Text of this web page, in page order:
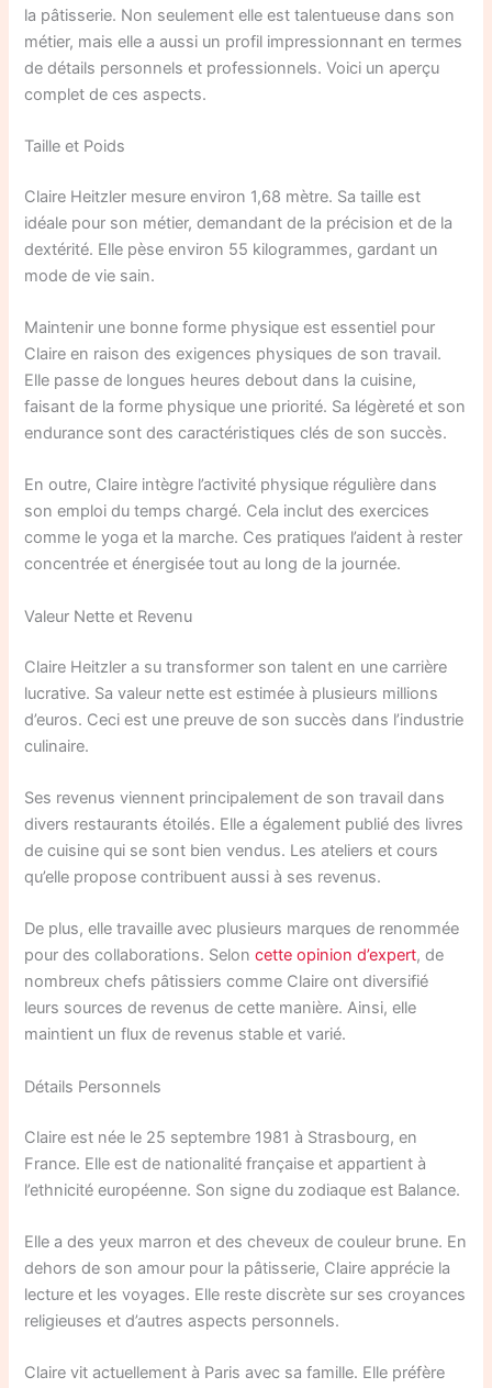
la pâtisserie. Non seulement elle est talentueuse dans son
métier, mais elle a aussi un profil impressionnant en termes
de détails personnels et professionnels. Voici un aperçu
complet de ces aspects.
Taille et Poids
Claire Heitzler mesure environ 1,68 mètre. Sa taille est
idéale pour son métier, demandant de la précision et de la
dextérité. Elle pèse environ 55 kilogrammes, gardant un
mode de vie sain.
Maintenir une bonne forme physique est essentiel pour
Claire en raison des exigences physiques de son travail.
Elle passe de longues heures debout dans la cuisine,
faisant de la forme physique une priorité. Sa légèreté et son
endurance sont des caractéristiques clés de son succès.
En outre, Claire intègre l’activité physique régulière dans
son emploi du temps chargé. Cela inclut des exercices
comme le yoga et la marche. Ces pratiques l’aident à rester
concentrée et énergisée tout au long de la journée.
Valeur Nette et Revenu
Claire Heitzler a su transformer son talent en une carrière
lucrative. Sa valeur nette est estimée à plusieurs millions
d’euros. Ceci est une preuve de son succès dans l’industrie
culinaire.
Ses revenus viennent principalement de son travail dans
divers restaurants étoilés. Elle a également publié des livres
de cuisine qui se sont bien vendus. Les ateliers et cours
qu’elle propose contribuent aussi à ses revenus.
De plus, elle travaille avec plusieurs marques de renommée
pour des collaborations. Seloncette opinion d’expert, de
nombreux chefs pâtissiers comme Claire ont diversifié
leurs sources de revenus de cette manière. Ainsi, elle
maintient un flux de revenus stable et varié.
Détails Personnels
Claire est née le 25 septembre 1981 à Strasbourg, en
France. Elle est de nationalité française et appartient à
l’ethnicité européenne. Son signe du zodiaque est Balance.
Elle a des yeux marron et des cheveux de couleur brune. En
dehors de son amour pour la pâtisserie, Claire apprécie la
lecture et les voyages. Elle reste discrète sur ses croyances
religieuses et d’autres aspects personnels.
Claire vit actuellement à Paris avec sa famille. Elle préfère